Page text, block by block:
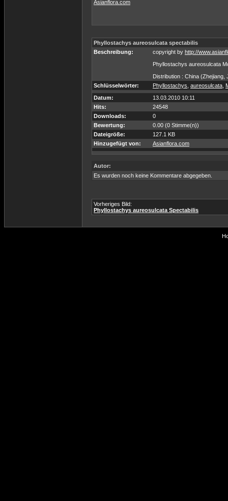
Asianflora.com
Phyllostachys aureosulcata spectabilis
Beschreibung:
copyright by http://
Phyllostachys aureosulcata
Distribution : China (Zhejiang,
Schlüsselwörter:
Phyllostachys aureosulcata
Datum:
13.03.2010 10:11
Hits:
24548
Downloads:
0
Bewertung:
0.00 (0 Stimme(n))
Dateigröße:
127.1 KB
Hinzugefügt von:
Asianflora.com
Autor:
Es wurden noch keine Kommentare abgegeben.
Vorheriges Bild:
Phyllostachys aureosulcata Spectabilis